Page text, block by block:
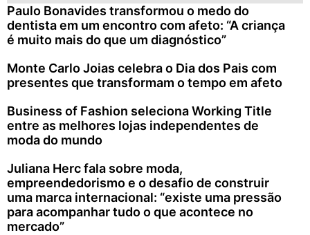
Paulo Bonavides transformou o medo do
dentista em um encontro com afeto: “A criança
é muito mais do que um diagnóstico”
Monte Carlo Joias celebra o Dia dos Pais com
presentes que transformam o tempo em afeto
Business of Fashion seleciona Working Title
entre as melhores lojas independentes de
moda do mundo
Juliana Herc fala sobre moda,
empreendedorismo e o desafio de construir
uma marca internacional: “existe uma pressão
para acompanhar tudo o que acontece no
mercado”